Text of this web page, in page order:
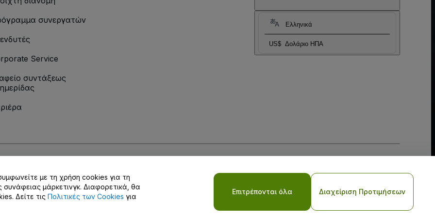
Ελληνικά
US$ Δολάριο ΗΠΑ
συνεργατών
Service
συντάξεως
ΠροϋποθέσεωνκαιΠολιτικής απορρήτουκαι καιΠολιτικής απορρήτου για κινητά
με τη χρήση cookies για τη
συνάφειας μάρκετινγκ. Διαφορετικά, θα
Δείτε τις Πολιτικές των Cookies για
Επιτρέπονται όλα Διαχείριση Προτιμήσεων